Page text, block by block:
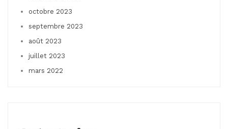
octobre 2023
septembre 2023
août 2023
juillet 2023
mars 2022